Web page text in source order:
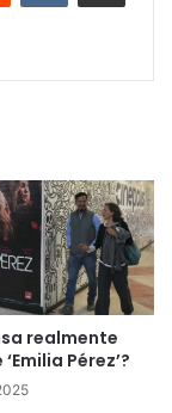
realmente
Pérez’?